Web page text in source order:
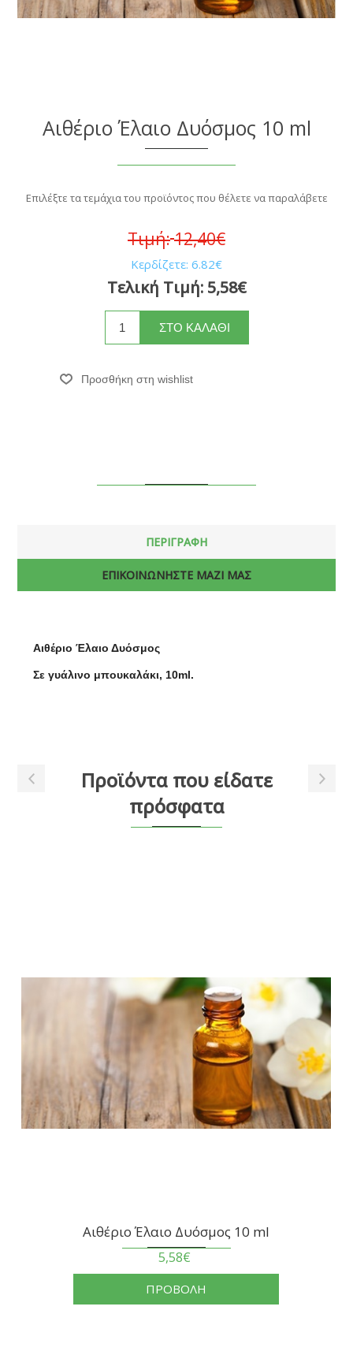
Αιθέριο Έλαιο Δυόσμος 10 ml
Επιλέξτε τα τεμάχια του προϊόντος που θέλετε να παραλάβετε
Τιμή:12,40€
Κερδίζετε: 6.82€
Τελική Τιμή: 5,58€
ΠΕΡΙΓΡΑΦΗ
ΕΠΙΚΟΙΝΩΝΗΣΤΕ ΜΑΖΙ ΜΑΣ
Αιθέριο Έλαιο Δυόσμος
Σε γυάλινο μπουκαλάκι, 10ml.
Προϊόντα που είδατε
πρόσφατα
Αιθέριο Έλαιο Δυόσμος 10 ml
5,58€
ΠΡΟΒΟΛΗ